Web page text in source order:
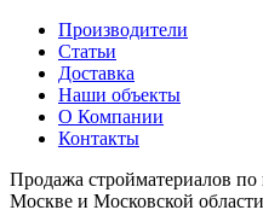
Производители
Статьи
Доставка
Наши объекты
О Компании
Контакты
Продажа стройматериалов
Москве и Московской